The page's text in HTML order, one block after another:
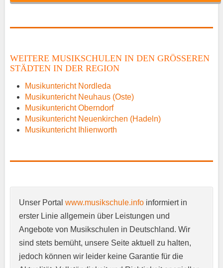
Anschrift
WEITERE MUSIKSCHULEN IN DEN GRÖSSEREN S
TÄDTEN IN DER REGION
Musikuntericht Nordleda
Musikuntericht Neuhaus (Oste)
Musikuntericht Oberndorf
Musikuntericht Neuenkirchen (Hadeln)
Musikuntericht Ihlienworth
Unser Portal www.musikschule.info informiert in
erster Linie allgemein über Leistungen und
Angebote von Musikschulen in Deutschland. Wir
sind stets bemüht, unsere Seite aktuell zu halten,
jedoch können wir leider keine Garantie für die